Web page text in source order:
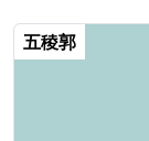
五稜郭